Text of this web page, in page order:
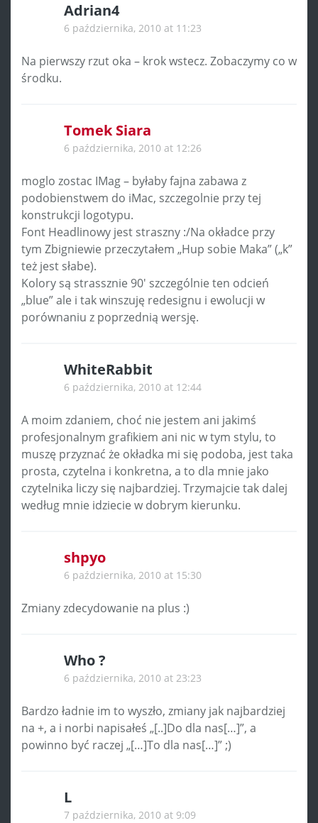
Adrian4
6 października, 2010 at 11:23
Na pierwszy rzut oka – krok wstecz. Zobaczymy co w
środku.
Tomek Siara
6 października, 2010 at 12:26
moglo zostac IMag – byłaby fajna zabawa z
podobienstwem do iMac, szczegolnie przy tej
konstrukcji logotypu.
Font Headlinowy jest straszny :/Na okładce przy
tym Zbigniewie przeczytałem „Hup sobie Maka” („k”
też jest słabe).
Kolory są strassznie 90′ szczególnie ten odcień
„blue” ale i tak winszuję redesignu i ewolucji w
porównaniu z poprzednią wersję.
WhiteRabbit
6 października, 2010 at 12:44
A moim zdaniem, choć nie jestem ani jakimś
profesjonalnym grafikiem ani nic w tym stylu, to
muszę przyznać że okładka mi się podoba, jest taka
prosta, czytelna i konkretna, a to dla mnie jako
czytelnika liczy się najbardziej. Trzymajcie tak dalej
według mnie idziecie w dobrym kierunku.
shpyo
6 października, 2010 at 15:30
Zmiany zdecydowanie na plus :)
Who ?
6 października, 2010 at 23:23
Bardzo ładnie im to wyszło, zmiany jak najbardziej
na +, a i norbi napisałeś „[..]Do dla nas[…]”, a
powinno być raczej „[…]To dla nas[…]” ;)
L
7 października, 2010 at 9:09